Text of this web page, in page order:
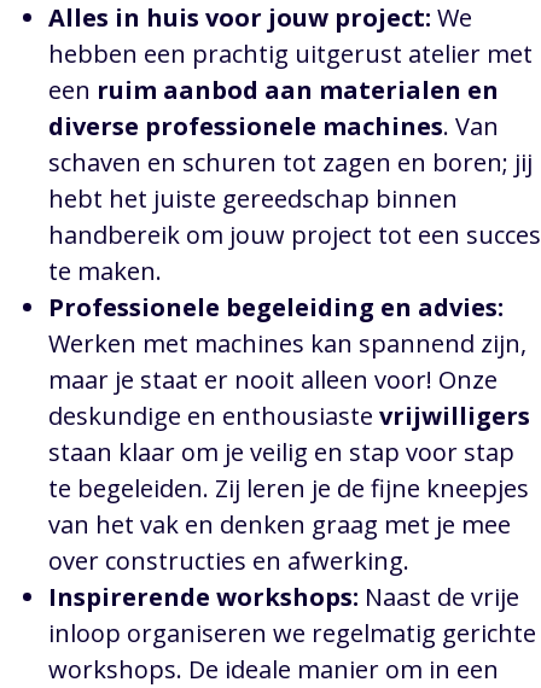
Alles in huis voor jouw project: We
hebben een prachtig uitgerust atelier met
een ruim aanbod aan materialen en
diverse professionele machines. Van
schaven en schuren tot zagen en boren; jij
hebt het juiste gereedschap binnen
handbereik om jouw project tot een succes
te maken.
Professionele begeleiding en advies:
Werken met machines kan spannend zijn,
maar je staat er nooit alleen voor! Onze
deskundige en enthousiaste vrijwilligers
staan klaar om je veilig en stap voor stap
te begeleiden. Zij leren je de fijne kneepjes
van het vak en denken graag met je mee
over constructies en afwerking.
Inspirerende workshops: Naast de vrije
inloop organiseren we regelmatig gerichte
workshops. De ideale manier om in een